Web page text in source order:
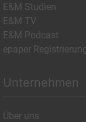
E&M Studien
E&M TV
E&M Podcast
epaper
Unternehmen
Über uns